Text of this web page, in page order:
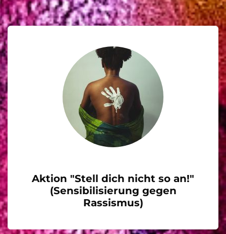
Aktion "Stell dich nicht so an!"
(Sensibilisierung gegen
Rassismus)